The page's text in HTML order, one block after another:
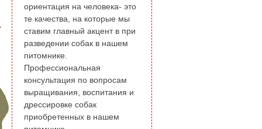
ориентация на человека- это
те качества, на которые мы
ставим главный акцент в при
разведении собак в нашем
питомнике.
Профессиональная
консультация по вопросам
выращивания, воспитания и
дрессировке собак
приобретенных в нашем